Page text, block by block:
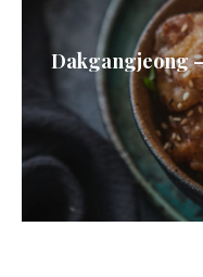
Dakgangjeong